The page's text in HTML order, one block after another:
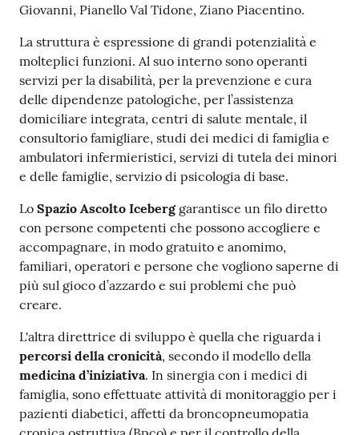
Giovanni, Pianello Val Tidone, Ziano Piacentino.
La struttura è espressione di grandi potenzialità e
molteplici funzioni. Al suo interno sono operanti
servizi per la disabilità, per la prevenzione e cura
delle dipendenze patologiche, per l’assistenza
domiciliare integrata, centri di salute mentale, il
consultorio famigliare, studi dei medici di famiglia e
ambulatori infermieristici, servizi di tutela dei minori
e delle famiglie, servizio di psicologia di base.
Lo Spazio Ascolto Iceberggarantisce un filo diretto
con persone competenti che possono accogliere e
accompagnare, in modo gratuito e anomimo,
familiari, operatori e persone che vogliono saperne di
più sul gioco d’azzardo e sui problemi che può
creare.
L'altra direttrice di sviluppo è quella che riguarda i
percorsi della cronicità, secondo il modello della
medicina d’iniziativa. In sinergia con i medici di
famiglia, sono effettuate attività di monitoraggio per i
pazienti diabetici, affetti da broncopneumopatia